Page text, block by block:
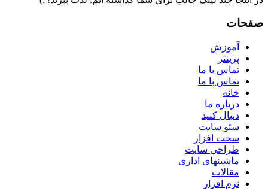
صفحات
آموزش
پرینتر
تماس با ما
تماس با ما
خانه
درباره ما
دنبال کنید
سئو سایت
سخت افزار
طراحی سایت
ماشینهای اداری
مقالات
نرم افزار